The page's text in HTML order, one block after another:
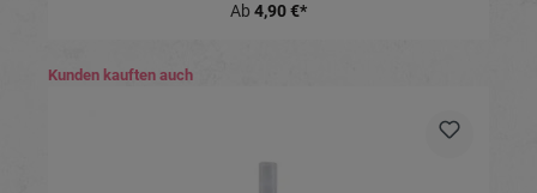
Ab 4,90 €*
Produktgalerie überspringen
Kunden kauften auch